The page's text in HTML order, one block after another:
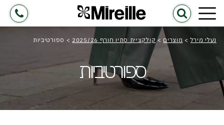
נעלי מירל > מוצרים > קולקציית סתיו חורף 2025/26 > ספורטיביות
ספורטיביות